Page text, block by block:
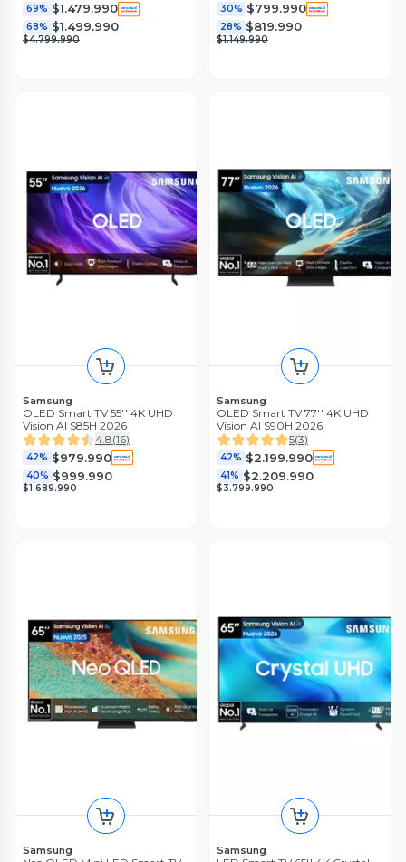
69% $1.479.990
68% $1.499.990
$4.799.990
30% $799.990
28% $819.990
$1.149.990
Samsung
OLED Smart TV 55'' 4K UHD
Vision AI S85H 2026
4.8(16)
42% $979.990
40% $999.990
$1.689.990
Samsung
OLED Smart TV 77'' 4K UHD
Vision AI S90H 2026
5(3)
42% $2.199.990
41% $2.209.990
$3.799.990
Samsung Samsung